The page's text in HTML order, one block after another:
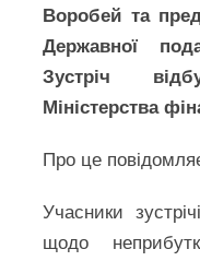
Воробей та
Державної
Зустріч
Міністерства
Про це
Учасники
щодо